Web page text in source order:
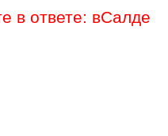
в ответе: вСалде